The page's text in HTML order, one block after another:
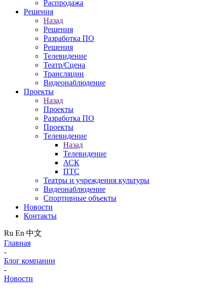
Распродажа
Решения
Назад
Решения
Разработка ПО
Решения
Телевидение
Театр/Сцена
Трансляции
Видеонаблюдение
Проекты
Назад
Проекты
Разработка ПО
Проекты
Телевидение
Назад
Телевидение
АСК
ПТС
Театры и учреждения культуры
Видеонаблюдение
Спортивные объекты
Новости
Контакты
Ru En 中文
Главная
-
Блог компании
-
Новости